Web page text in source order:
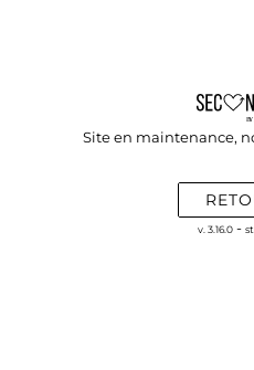
Site en maintenance,
v. 3.16.0-